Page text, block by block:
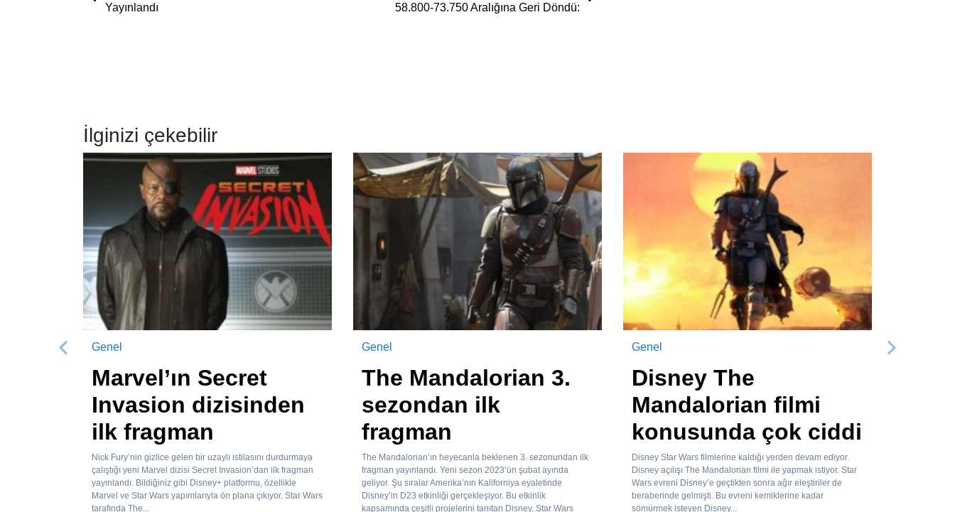
Yayınlandı
58.800-73.750 Aralığına Geri Döndü:
İlginizi çekebilir
Genel
Marvel’ın Secret
Invasion dizisinden
ilk fragman
Nick Fury’nin gizlice gelen bir uzaylı istilasını durdurmaya
çalıştığı yeni Marvel dizisi Secret Invasion’dan ilk fragman
yayınlandı. Bildiğiniz gibi Disney+ platformu, özellikle
Marvel ve Star Wars yapımlarıyla ön plana çıkıyor. Star Wars
tarafında The...
Genel
The Mandalorian 3.
sezondan ilk
fragman
The Mandalorian’ın heyecanla beklenen 3. sezonundan ilk
fragman yayınlandı. Yeni sezon 2023’ün şubat ayında
geliyor. Şu sıralar Amerika’nın Kaliforniya eyaletinde
Disney’in D23 etkinliği gerçekleşiyor. Bu etkinlik
kapsamında çeşitli projelerini tanıtan Disney, Star Wars
Genel
Disney The
Mandalorian filmi
konusunda çok ciddi
Disney Star Wars filmlerine kaldığı yerden devam ediyor.
Disney açılışı The Mandalorian filmi ile yapmak istiyor. Star
Wars evreni Disney’e geçtikten sonra ağır eleştiriler de
beraberinde gelmişti. Bu evreni kemiklerine kadar
sömürmek isteyen Disney...
Önceki Sonraki